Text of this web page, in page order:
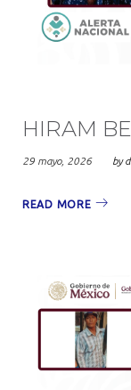
HIRAM
29 mayo, 2026 by
READ MORE